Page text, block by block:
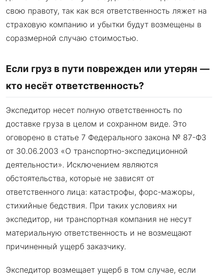
свою правоту, так как вся ответственность ляжет на
страховую компанию и убытки будут возмещены в
соразмерной случаю стоимостью.
Если груз в пути поврежден или утерян —
кто несёт ответственность?
Экспедитор несет полную ответственность по
доставке груза в целом и сохранном виде. Это
оговорено в статье 7 Федерального закона № 87-ФЗ
от 30.06.2003 «О транспортно-экспедиционной
деятельности». Исключением являются
обстоятельства, которые не зависят от
ответственного лица: катастрофы, форс-мажоры,
стихийные бедствия. При таких условиях ни
экспедитор, ни транспортная компания не несут
материальную ответственность и не возмещают
причиненный ущерб заказчику.
Экспедитор возмещает ущерб в том случае, если